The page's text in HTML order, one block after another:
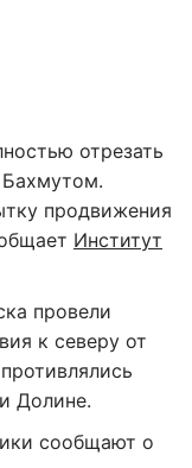
отрезать
продвижения
Институт
провели
к северу от
Долине.
сообщают о